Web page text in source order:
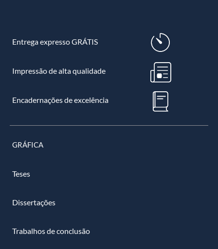
Entrega expresso GRÁTIS
Impressão de alta qualidade
Encadernações de excelência
GRÁFICA
Teses
Dissertações
Trabalhos de conclusão